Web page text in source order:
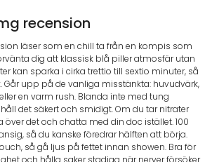
recension
läser som en chill ta från en kompis som
dig att klassisk blå piller atmosfär utan
kan sparka i cirka trettio till sextio minuter, så
Går upp på de vanliga misstänkta: huvudvärk,
en varm rush. Blanda inte med tung
det säkert och smidigt. Om du tar nitrater
det och chatta med din doc istället. 100
så du kanske föredrar hälften att börja.
så gå ljus på fettet innan showen. Bra för